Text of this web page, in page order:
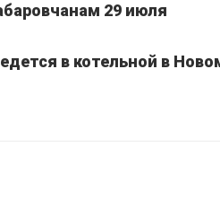
29 июля
в котельной в